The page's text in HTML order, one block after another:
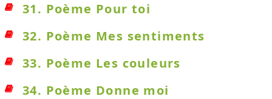
31. Poème Pour toi
32. Poème Mes sentiments
33. Poème Les couleurs
34. Poème Donne moi